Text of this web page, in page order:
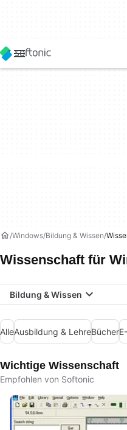
Windows Bildung & Wissen
Wissenschaft für
Bildung & Wissen
AlleAusbildung & LehreBücher
Wichtige Wissenschaft
Empfohlen von Softonic